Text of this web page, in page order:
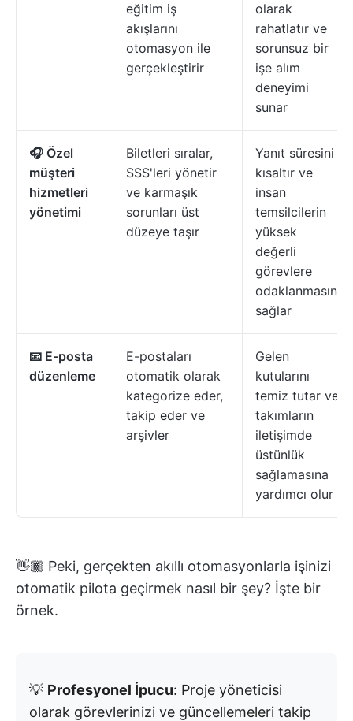
eğitim iş
akışlarını
otomasyon ile
gerçekleştirir
olarak
rahatlatır ve
sorunsuz bir
işe alım
deneyimi
sunar
🎧 Özel
müşteri
hizmetleri
yönetimi
Biletleri sıralar,
SSS'leri yönetir
ve karmaşık
sorunları üst
düzeye taşır
Yanıt süresini
kısaltır ve
insan
temsilcilerin
yüksek
değerli
görevlere
odaklanmasını
sağlar
📧 E-posta
düzenleme
E-postaları
otomatik olarak
kategorize eder,
takip eder ve
arşivler
Gelen
kutularını
temiz tutar ve
takımların
iletişimde
üstünlük
sağlamasına
yardımcı olur
👋🏾 Peki, gerçekten akıllı otomasyonlarla işinizi
otomatik pilota geçirmek nasıl bir şey? İşte bir
örnek.
💡 Profesyonel İpucu: Proje yöneticisi
olarak görevlerinizi ve güncellemeleri takip